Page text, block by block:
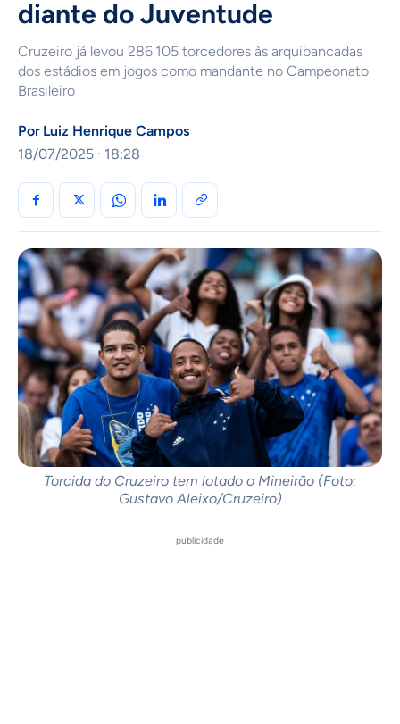
diante do Juventude
Cruzeiro já levou 286.105 torcedores às arquibancadas
dos estádios em jogos como mandante no Campeonato
Brasileiro
Por Luiz Henrique Campos
18/07/2025 · 18:28
Torcida do Cruzeiro tem lotado o Mineirão (Foto:
Gustavo Aleixo/Cruzeiro)
publicidade